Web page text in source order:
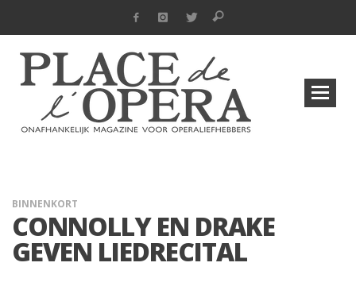
BINNENKORT
CONNOLLY EN DRAKE
GEVEN LIEDRECITAL